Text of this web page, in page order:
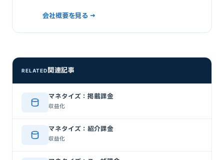
会社概要を見る →
RELATED関連記事
マネタイズ：掲載課金
収益化
マネタイズ：紹介課金
収益化